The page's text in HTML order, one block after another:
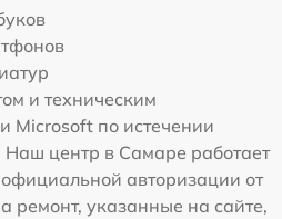
и техническим
Microsoft по истечении
Наш центр в Самаре работает
авторизации от
ремонт, указанные на сайте,